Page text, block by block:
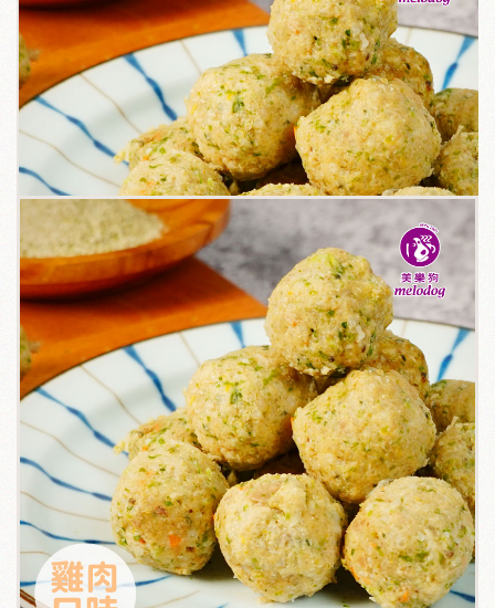
帳號專區
關於我們
毛孩健康之道